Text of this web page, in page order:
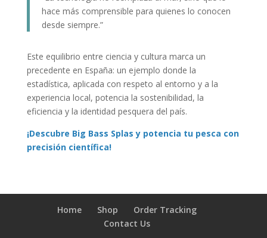
hace más comprensible para quienes lo conocen
desde siempre.”
Este equilibrio entre ciencia y cultura marca un
precedente en España: un ejemplo donde la
estadística, aplicada con respeto al entorno y a la
experiencia local, potencia la sostenibilidad, la
eficiencia y la identidad pesquera del país.
¡Descubre Big Bass Splas y potencia tu pesca con
precisión científica!
Home Shop
Order Tracking
Contact Us